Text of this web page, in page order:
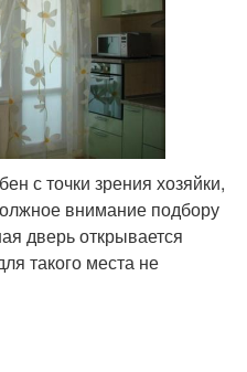
с точки зрения хозяйки,
внимание подбору
дверь открывается
такого места не